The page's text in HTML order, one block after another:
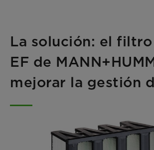
La solución: el
EF de
mejorar la gestión